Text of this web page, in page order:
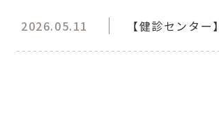
2026.05.11 【健診センタ